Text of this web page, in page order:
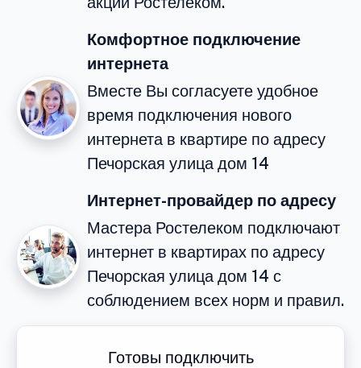
Комфортное подключение
интернета
Вместе Вы согласуете удобное
время подключения нового
интернета в квартире по адресу
Печорская улица дом 14
Интернет-провайдер по адресу
Мастера Ростелеком подключают
интернет в квартирах по адресу
Печорская улица дом 14 с
соблюдением всех норм и правил.
Готовы подключить